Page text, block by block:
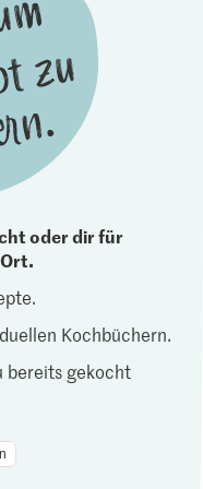
oder dir für
Kochbüchern.
bereits gekocht